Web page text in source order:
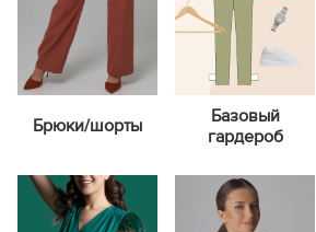
Брюки/шорты
Базовый
гардероб